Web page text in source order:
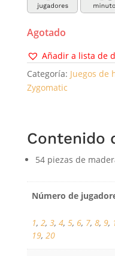
Agotado
Añadir a lista de
Categoría: Juegos de
Zygomatic
Contenido
54 piezas de
Número de
1, 2, 3, 4, 5, 6, 7, 8, 9,
19, 20